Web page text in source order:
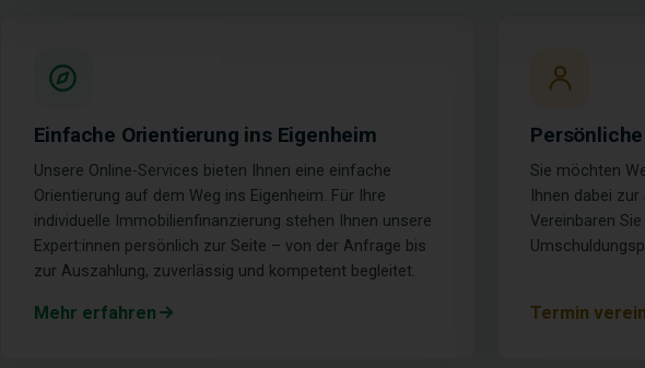
Einfache Orientierung ins Eigenheim
Unsere Online-Services bieten Ihnen eine einfache
Orientierung auf dem Weg ins Eigenheim. Für Ihre
individuelle Immobilienfinanzierung stehen Ihnen unsere
Expert:innen persönlich zur Seite – von der Anfrage bis
zur Auszahlung, zuverlässig und kompetent begleitet.
Mehr erfahren
Sie möchten
Ihnen dabei
Vereinbaren
Termin